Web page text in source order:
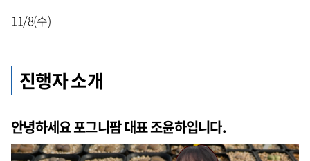
11/8(수)
진행자 소개
안녕하세요 포그니팜 대표 조윤하입니다.